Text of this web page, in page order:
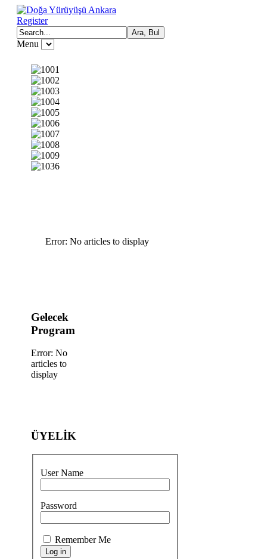
Register
Menu
Error: No articles to display
Gelecek
Program
Error: No
articles to
display
ÜYELİK
User Name
Password
Remember Me